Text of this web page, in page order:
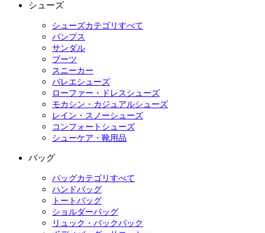
シューズ
シューズカテゴリすべて
パンプス
サンダル
ブーツ
スニーカー
バレエシューズ
ローファー・ドレスシューズ
モカシン・カジュアルシューズ
レイン・スノーシューズ
コンフォートシューズ
シューケア・靴用品
バッグ
バッグカテゴリすべて
ハンドバッグ
トートバッグ
ショルダーバッグ
リュック・バックパック